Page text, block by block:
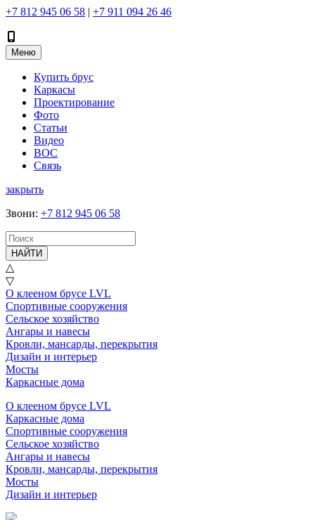
+7 812 945 06 58 | +7 911 094 26 46
Меню
Купить брус
Каркасы
Проектирование
Фото
Статьи
Видео
ВОС
Связь
закрыть
Звони: +7 812 945 06 58
НАЙТИ
△
▽
О клееном брусе LVL
Спортивные сооружения
Сельское хозяйство
Ангары и навесы
Кровли, мансарды, перекрытия
Дизайн и интерьер
Мосты
Каркасные дома
О клееном брусе LVL
Каркасные дома
Спортивные сооружения
Сельское хозяйство
Ангары и навесы
Кровли, мансарды, перекрытия
Мосты
Дизайн и интерьер